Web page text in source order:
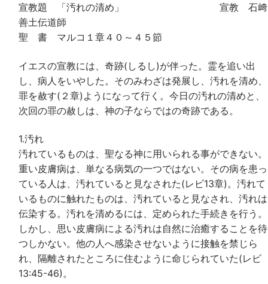
宣教題 「汚れの清め」 宣教 石﨑
善土伝道師
聖 書 マルコ１章４０～４５節
イエスの宣教には、奇跡(しるし)が伴った。霊を追い出
し、病人をいやした。そのみわざは発展し、汚れを清め、
罪を赦す(２章)ようになって行く。今日の汚れの清めと、
次回の罪の赦しは、神の子ならではの奇跡である。
1.汚れ
汚れているものは、聖なる神に用いられる事ができない。
重い皮膚病は、単なる病気の一つではない。その病を患っ
ている人は、汚れていると見なされた(レビ13章)。汚れて
いるものに触れたものは、汚れていると見なされ、汚れは
伝染する。汚れを清めるには、定められた手続きを行う。
しかし、思い皮膚病による汚れは自然に治癒することを待
つしかない。他の人へ感染させないように接触を禁じら
れ、隔離されたところに住むように命じられていた(レビ
13:45-46)。